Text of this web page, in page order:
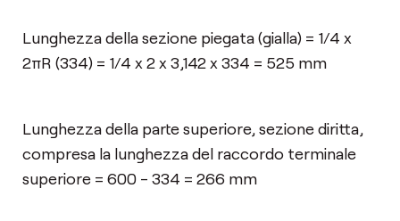
Lunghezza della sezione piegata (gialla) = 1/4 x
2πR (334) = 1/4 x 2 x 3,142 x 334 = 525 mm
Lunghezza della parte superiore, sezione diritta,
compresa la lunghezza del raccordo terminale
superiore = 600 - 334 = 266 mm